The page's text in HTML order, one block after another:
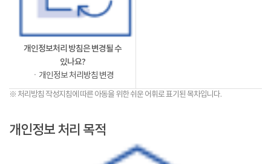
개인정보처리 방침은 변경될 수
있나요?
ㆍ개인정보 처리방침 변경
※ 처리방침 작성지침에 따른 아동을 위한 쉬운 어휘로 표기된 목차입니다.
개인정보 처리 목적